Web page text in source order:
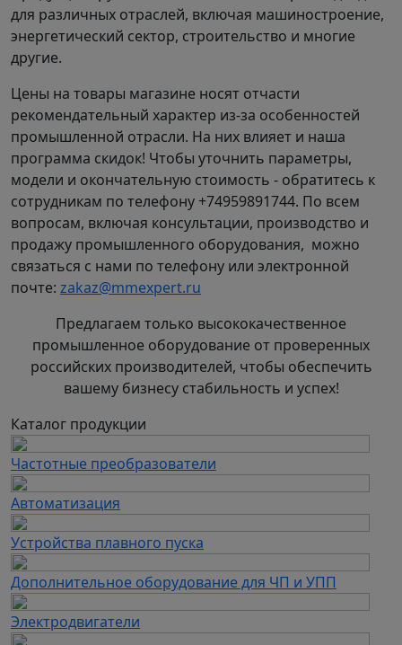
для различных отраслей, включая машиностроение,
энергетический сектор, строительство и многие
другие.
Цены на товары магазине носят отчасти
рекомендательный характер из-за особенностей
промышленной отрасли. На них влияет и наша
программа скидок! Чтобы уточнить параметры,
модели и окончательную стоимость - обратитесь к
сотрудникам по телефону +74959891744. По всем
вопросам, включая консультации, производство и
продажу промышленного оборудования, можно
связаться с нами по телефону или электронной
почте: zakaz@mmexpert.ru
Предлагаем только высококачественное
промышленное оборудование от проверенных
российских производителей, чтобы обеспечить
вашему бизнесу стабильность и успех!
Каталог продукции
Частотные преобразователи
Автоматизация
Устройства плавного пуска
Дополнительное оборудование для ЧП и УПП
Электродвигатели